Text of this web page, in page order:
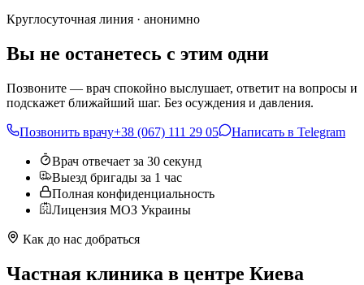
Круглосуточная линия · анонимно
Вы не останетесь с этим одни
Позвоните — врач спокойно выслушает, ответит на вопросы и
подскажет ближайший шаг. Без осуждения и давления.
Позвонить врачу+38 (067) 111 29 05 Написать в Telegram
Врач отвечает за 30 секунд
Выезд бригады за 1 час
Полная конфиденциальность
Лицензия МОЗ Украины
Как до нас добраться
Частная клиника в центре Киева